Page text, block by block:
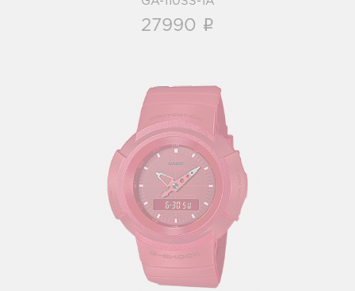
27990 i
G-shock
AW-500BB-4E
i